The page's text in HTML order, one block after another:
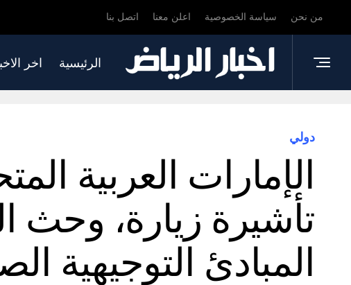
من نحن سياسة الخصوصية اعلن معنا اتصل بنا
الرئيسية اخر
دولي
الإمارات العربية
تأشيرة زيارة، وحث
المبادئ التوجيهية